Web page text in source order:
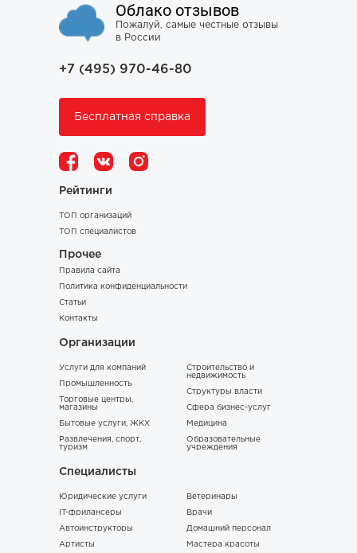
Облако отзывов
Пожалуй, самые честные отзывы
в России
+7 (495) 970-46-80
Бесплатная справка
Рейтинги
ТОП организаций
ТОП специалистов
Прочее
Правила сайта
Политика конфиденциальности
Статьи
Контакты
Организации
Услуги для компаний
Промышленность
Торговые центры,
магазины
Бытовые услуги, ЖКХ
Развлечения, спорт,
туризм
Строительство и
недвижимость
Структуры власти
Сфера бизнес-услуг
Медицина
Образовательные
учреждения
Специалисты
Юридические услуги
IT-фрилансеры
Автоинструкторы
Артисты
Ветеринары
Врачи
Домашний персонал
Мастера красоты